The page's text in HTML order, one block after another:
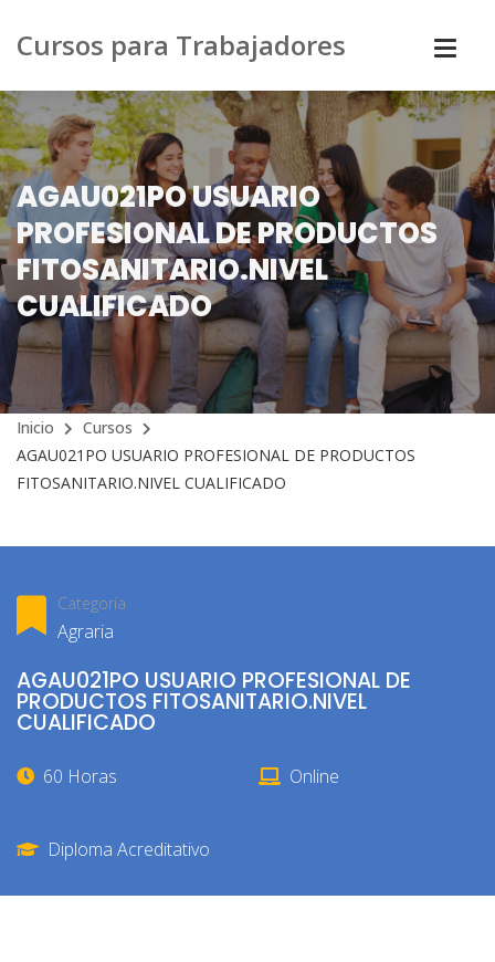
Cursos para Trabajadores
AGAU021PO USUARIO
PROFESIONAL DE PRODUCTOS
FITOSANITARIO.NIVEL
CUALIFICADO
Inicio
Cursos
AGAU021PO USUARIO PROFESIONAL DE PRODUCTOS
FITOSANITARIO.NIVEL CUALIFICADO
Categoría
Agraria
AGAU021PO USUARIO PROFESIONAL DE
PRODUCTOS FITOSANITARIO.NIVEL
CUALIFICADO
60 Horas Online
Diploma Acreditativo